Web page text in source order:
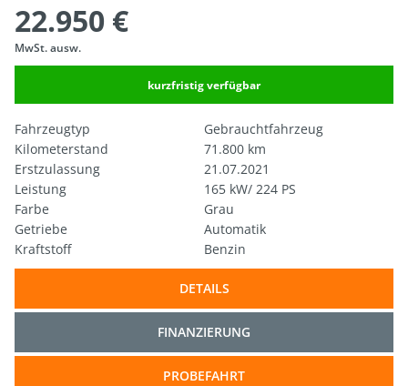
22.950 €
MwSt. ausw.
kurzfristig verfügbar
Fahrzeugtyp
Gebrauchtfahrzeug
Kilometerstand
71.800 km
Erstzulassung
21.07.2021
Leistung
165 kW/ 224 PS
Farbe
Grau
Getriebe
Automatik
Kraftstoff
Benzin
DETAILS
FINANZIERUNG
PROBEFAHRT